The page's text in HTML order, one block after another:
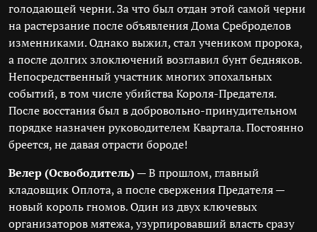
голодающей черни. За что был отдан этой самой черни
на растерзание после объявления Дома Среброделов
изменниками. Однако выжил, стал учеником пророка,
а после долгих злоключений возглавил бунт бедняков.
Непосредственный участник многих эпохальных
событий, в том числе убийства Короля-Предателя.
После восстания был в добровольно-принудительном
порядке назначен руководителем Квартала. Постоянно
бреется, не давая отрасти бороде!
Велер (Освободитель)— В прошлом, главный
кладовщик Оплота, а после свержения Предателя —
новый король гномов. Один из двух ключевых
организаторов мятежа, узурпировавший власть сразу